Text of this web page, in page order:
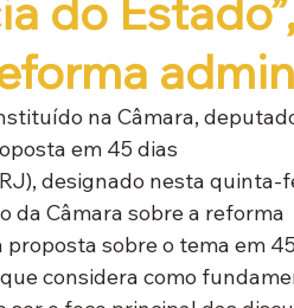
do
na Câmara,
em 45 dias
designado nesta quinta-
Câmara sobre a reforma
sobre o tema em
considera como